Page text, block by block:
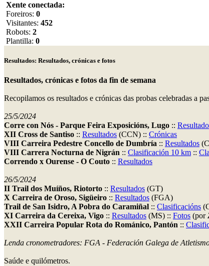
Xente conectada:
Foreiros: 0
Visitantes: 452
Robots: 2
Plantilla: 0
Resultados: Resultados, crónicas e fotos
Resultados, crónicas e fotos da fin de semana
Recopilamos os resultados e crónicas das probas celebradas a
25/5/2024
Corre con Nós - Parque Feira Exposicións, Lugo ::
XII Cross de Santiso :: Resultados (CCN) :: Crónicas
VIII Carreira Pedestre Concello de Dumbría :: Resultados
VIII Carrera Nocturna de Nigrán :: Clasificación 10 km ::
Correndo x Ourense - O Couto :: Resultados
26/5/2024
II Trail dos Muíños, Riotorto :: Resultados (GT)
X Carreira de Oroso, Sigüeiro :: Resultados (FGA)
Trail de San Isidro, A Pobra do Caramiñal :: Clasificacións
XI Carreira da Cereixa, Vigo :: Resultados (MS) :: Fotos (por
XXII Carreira Popular Rota do Románico, Pantón ::
Lenda cronometradores: FGA - Federación Galega de
Saúde e quilómetros.